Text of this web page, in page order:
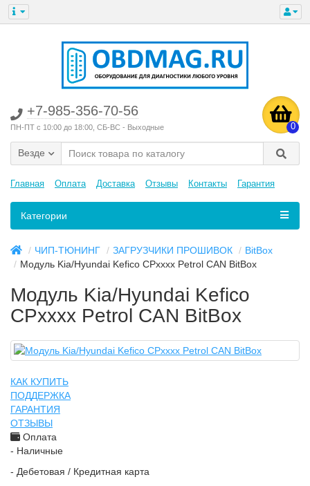
+7-985-356-70-56
ПН-ПТ с 10:00 до 18:00, СБ-ВС - Выходные 0
Везде
Главная Оплата Доставка Отзывы Контакты Гарантия
Категории
ЧИП-ТЮНИНГ ЗАГРУЗЧИКИ ПРОШИВОК
BitBox
Модуль Kia/Hyundai Kefico CPxxxx Petrol CAN BitBox
Модуль Kia/Hyundai Kefico
CPxxxx Petrol CAN BitBox
КАК КУПИТЬ
ПОДДЕРЖКА
ГАРАНТИЯ
ОТЗЫВЫ
Оплата
- Наличные
- Дебетовая / Кредитная карта